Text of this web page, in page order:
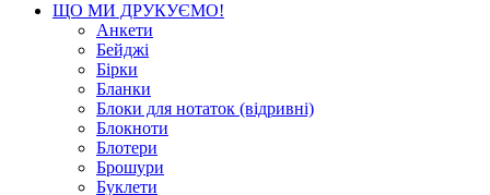
ЩО МИ ДРУКУЄМО!
Анкети
Бейджі
Бірки
Бланки
Блоки для нотаток (відривні)
Блокноти
Блотери
Брошури
Буклети